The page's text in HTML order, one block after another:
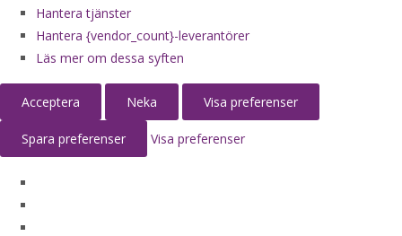
Hantera tjänster
Hantera {vendor_count}-leverantörer
Läs mer om dessa syften
Acceptera Neka Visa preferenser
Spara preferenser Visa preferenser